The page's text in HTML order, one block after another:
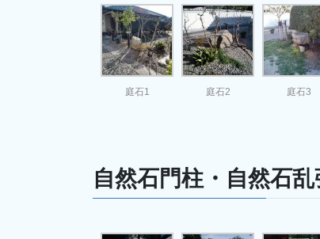
庭石1 庭石2 庭石3
自然石門柱・自然石